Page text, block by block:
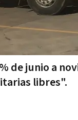
de junio a
libres".